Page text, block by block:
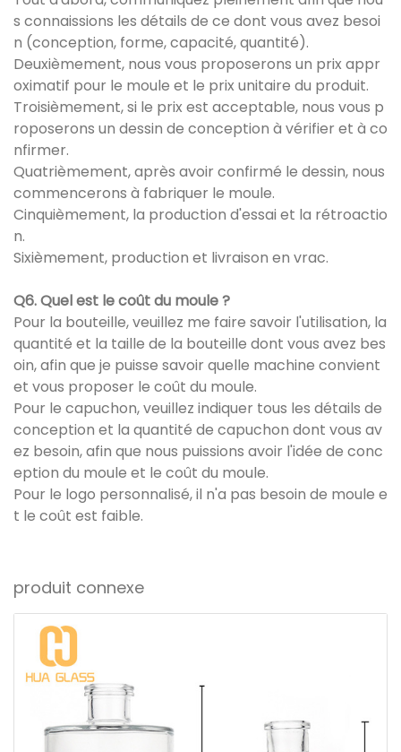
s connaissions les détails de ce dont vous avez besoi
n (conception, forme, capacité, quantité).
Deuxièmement, nous vous proposerons un prix appr
oximatif pour le moule et le prix unitaire du produit.
Troisièmement, si le prix est acceptable, nous vous p
roposerons un dessin de conception à vérifier et à co
nfirmer.
Quatrièmement, après avoir confirmé le dessin, nous
commencerons à fabriquer le moule.
Cinquièmement, la production d'essai et la rétroactio
n.
Sixièmement, production et livraison en vrac.
Q6. Quel est le coût du moule ?
Pour la bouteille, veuillez me faire savoir l'utilisation, la
quantité et la taille de la bouteille dont vous avez bes
oin, afin que je puisse savoir quelle machine convient
et vous proposer le coût du moule.
Pour le capuchon, veuillez indiquer tous les détails de
conception et la quantité de capuchon dont vous av
ez besoin, afin que nous puissions avoir l'idée de conc
eption du moule et le coût du moule.
Pour le logo personnalisé, il n'a pas besoin de moule e
t le coût est faible.
produit connexe